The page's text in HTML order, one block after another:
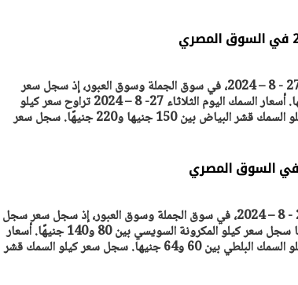
ترصد "أصول مصر" أسعار السمك اليوم الثلاثاء 27 - 8 – 2024، في سوق الجملة وسوق العبور، إذ سجل سعر
سجل سعر كيلو السمك البلطي بين 75 و79 جنيها. أسعار السمك اليوم الثلاثاء 27- 8 – 2024 تراوح سعر كيلو
السمك البلطي بين 75 و79 جنيها. سجل سعر كيلو السمك قشر البياض بين 150 جنيها و220 جنيهًا. سجل سعر
ترصد "أصول مصر" أسعار السمك اليوم الأحد 25 - 8 – 2024، في سوق الجملة وسوق العبور، إذ سجل سعر سجل
سعر كيلو السمك البلطي بين 60 و64 جنيها، فيما سجل سعر كيلو المكرونة السويسي بين 80 و140 جنيهًا. أسعار